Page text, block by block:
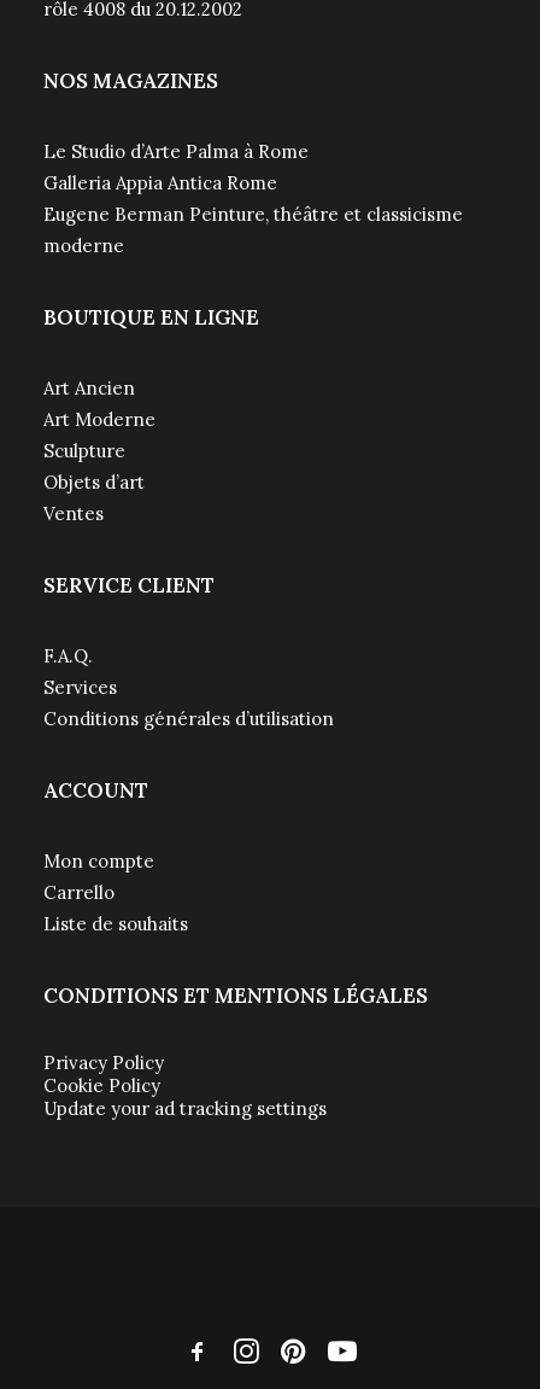
rôle 4008 du 20.12.2002
NOS MAGAZINES
Le Studio d’Arte Palma à Rome
Galleria Appia Antica Rome
Eugene Berman Peinture, théâtre et classicisme
moderne
BOUTIQUE EN LIGNE
Art Ancien
Art Moderne
Sculpture
Objets d’art
Ventes
SERVICE CLIENT
F.A.Q.
Services
Conditions générales d’utilisation
ACCOUNT
Mon compte
Carrello
Liste de souhaits
CONDITIONS ET MENTIONS LÉGALES
Privacy Policy
Cookie Policy
Update your ad tracking settings